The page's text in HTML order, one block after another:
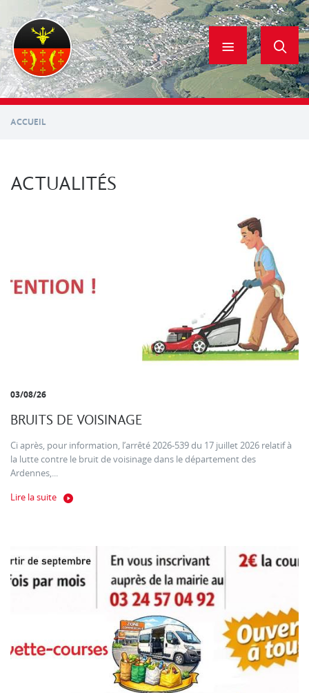
contenu
principal
ACCUEIL
ACTUALITÉS
03/08/26
BRUITS DE VOISINAGE
Ci après, pour information, l’arrêté 2026-539 du 17 juillet 2026 relatif à
la lutte contre le bruit de voisinage dans le département des
Ardennes,...
Lire la suite